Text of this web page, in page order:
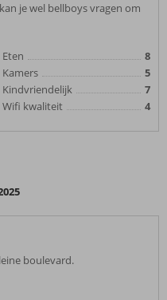
je wel bellboys vragen om
Eten
8
Kamers
5
Kindvriendelijk
7
Wifi kwaliteit
4
boulevard.